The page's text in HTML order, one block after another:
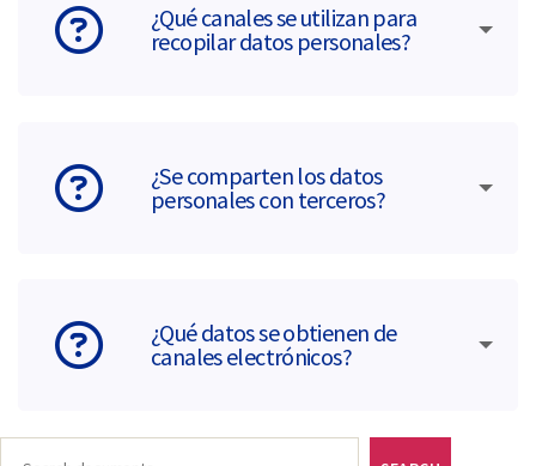
¿Qué canales se utilizan para
recopilar datos personales?
¿Se comparten los datos
personales con terceros?
¿Qué datos se obtienen de
canales electrónicos?